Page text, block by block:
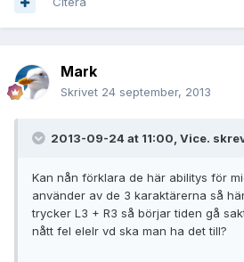
Mark
Skrivet 24 september, 2013
2013-09-24 at 11:00, Vice.
Kan nån förklara de här abilitys för
använder av de 3 karaktärerna så
trycker L3 + R3 så börjar tiden gå
nått fel elelr vd ska man ha det till?